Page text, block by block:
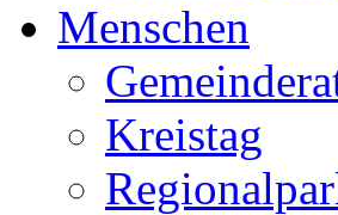
Menschen
Kreistag